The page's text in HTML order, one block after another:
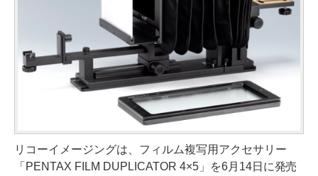
リコーイメージングは、フィルム複写用アクセサリー
「PENTAX FILM DUPLICATOR 4×5」を6月14日に発売